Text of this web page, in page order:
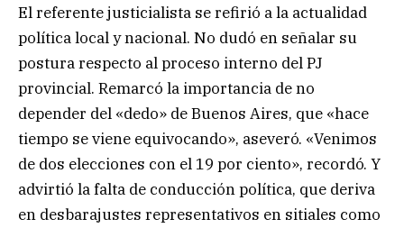
El referente justicialista se refirió a la actualidad
política local y nacional. No dudó en señalar su
postura respecto al proceso interno del PJ
provincial. Remarcó la importancia de no
depender del «dedo» de Buenos Aires, que «hace
tiempo se viene equivocando», aseveró. «Venimos
de dos elecciones con el 19 por ciento», recordó. Y
advirtió la falta de conducción política, que deriva
en desbarajustes representativos en sitiales como